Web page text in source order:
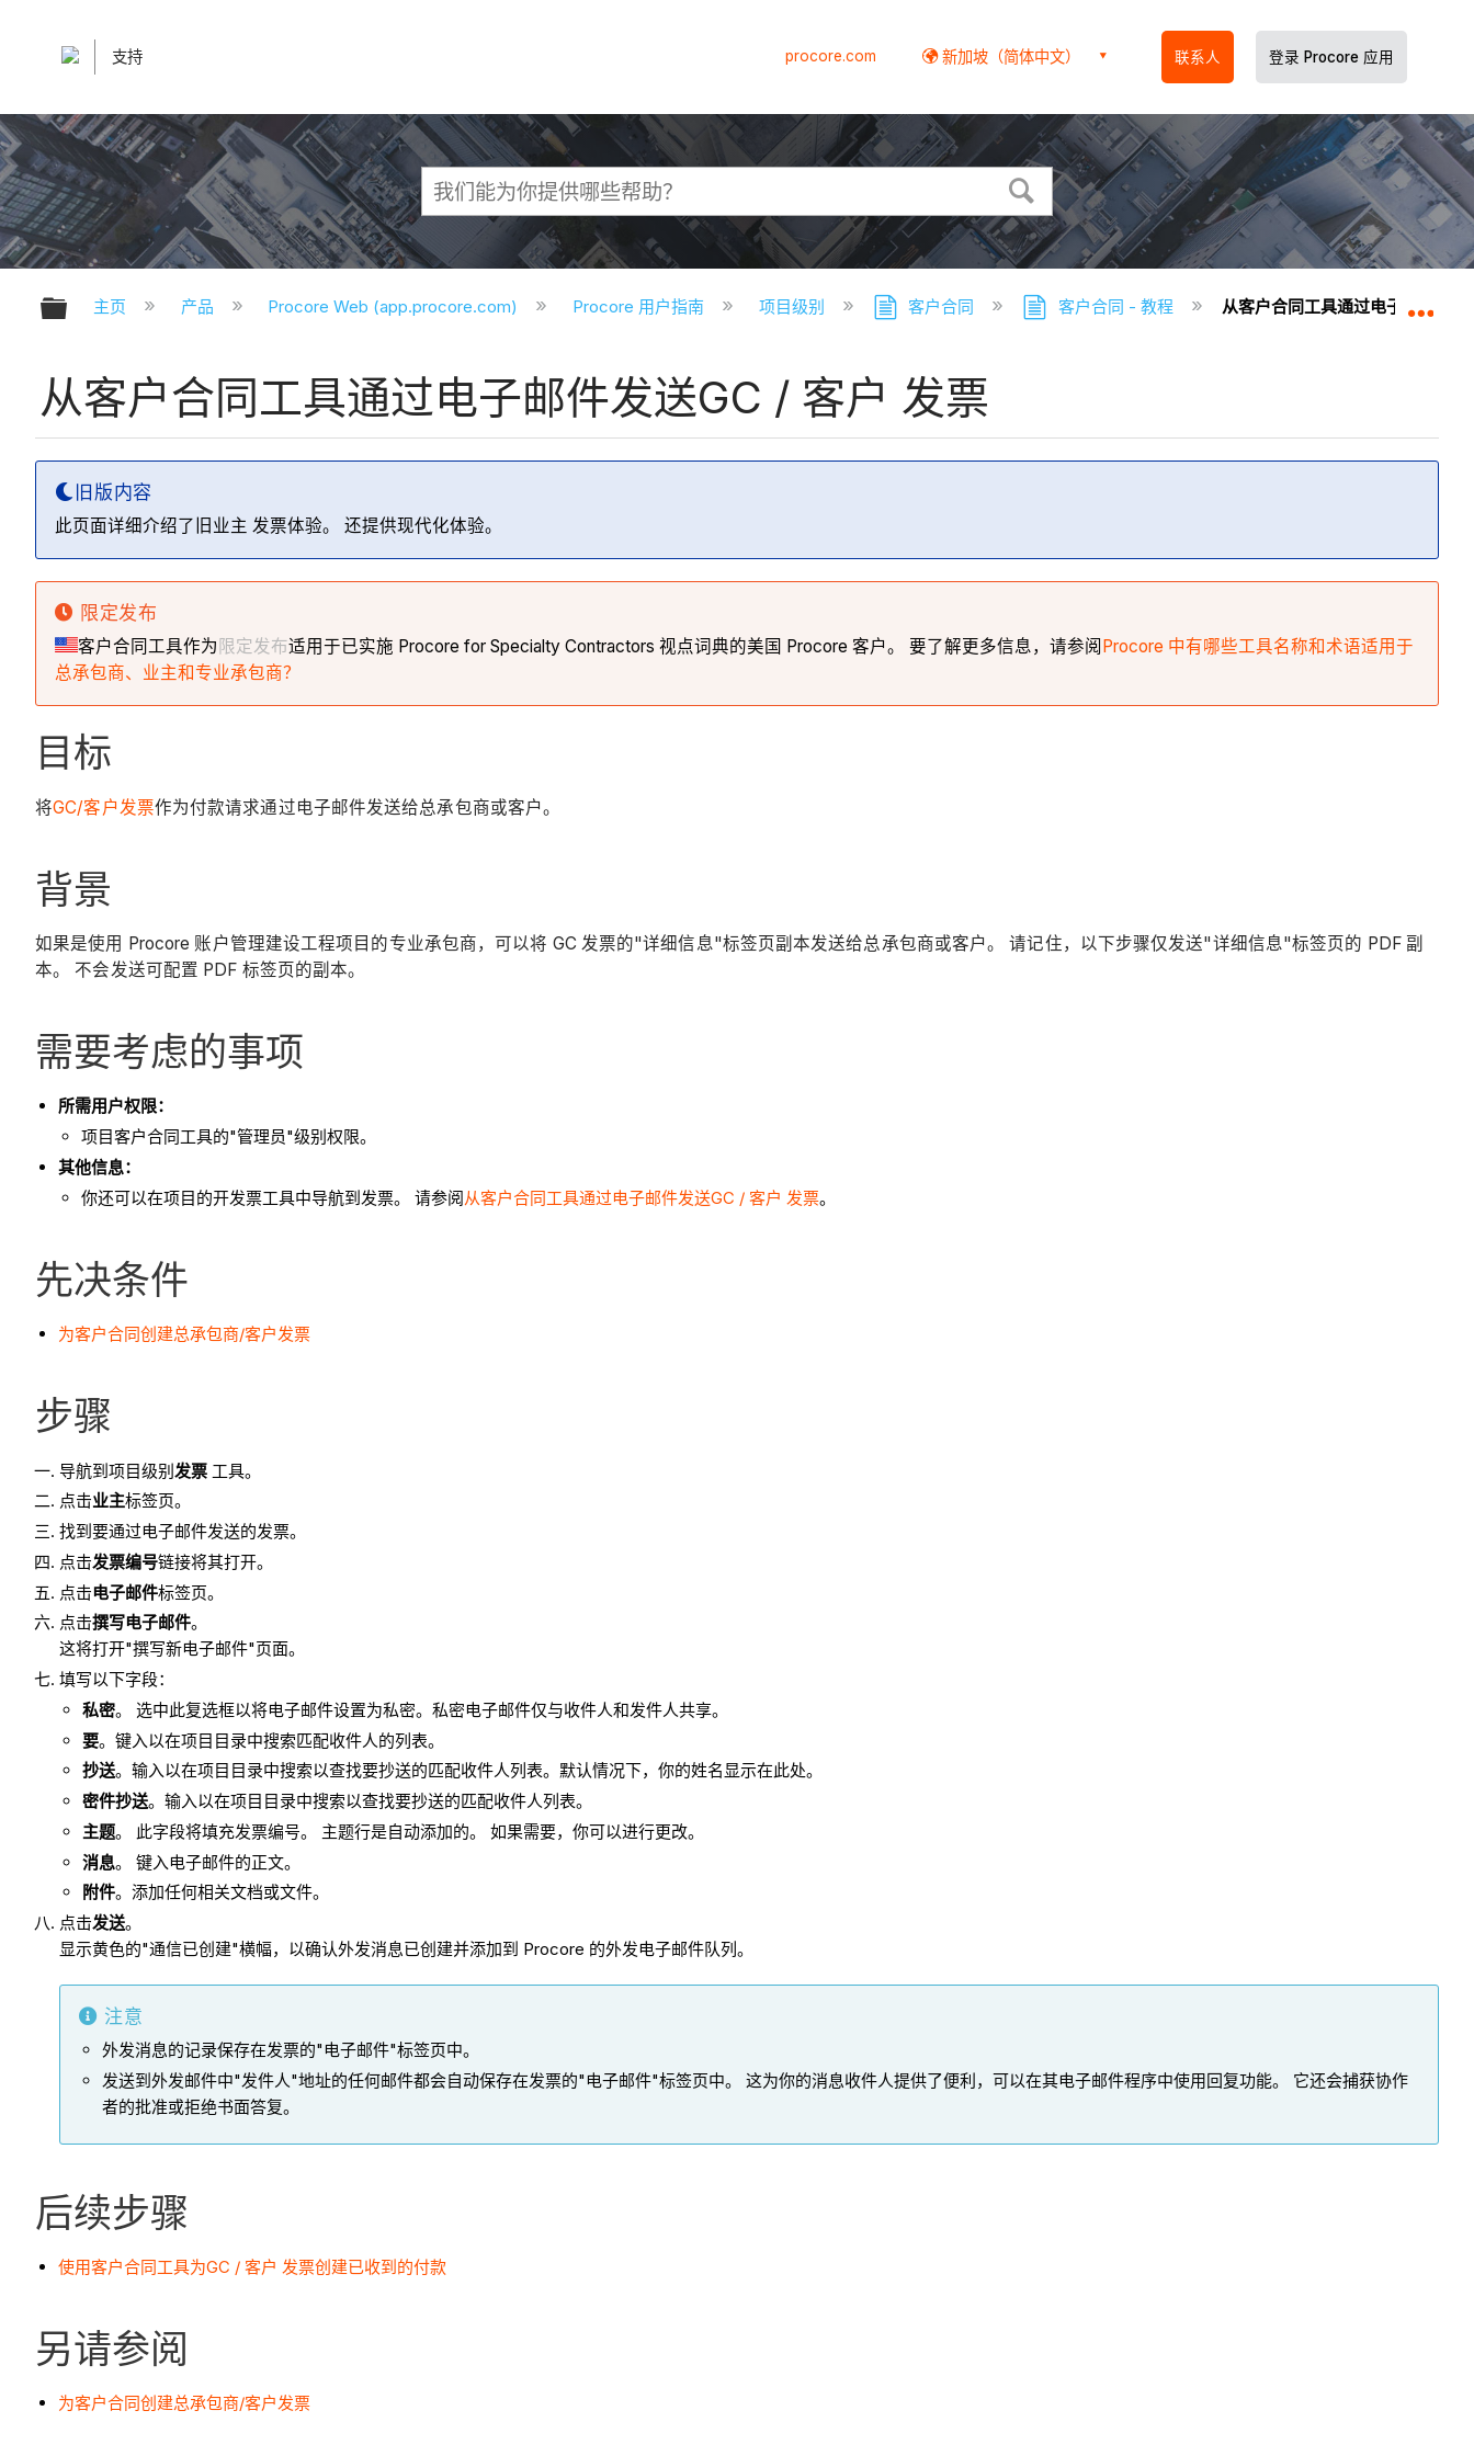
支持 procore.com 新加坡（简体中文） 联系人 登录 Procore 应用
扩展/隐缩全局层次
主页 产品 Procore Web (app.procore.com) Procore 用户指南 项目级别 客户合同 客户合同 - 教程 从客户合同工具通过电子邮件发
从客户合同工具通过电子邮件发送GC / 客户 发票
旧版内容
此页面详细介绍了旧业主 发票体验。 还提供现代化体验。
限定发布
客户合同工具作为 限定发布适用于已实施 Procore for Specialty Contractors 视点词典的美国 Procore 客户。 要了解更多信息，请参阅 Procore 中有哪些工具名称和术语适用于
总承包商、业主和专业承包商？
目标
将GC/客户发票作为付款请求通过电子邮件发送给总承包商或客户。
背景
如果是使用 Procore 账户管理建设工程项目的专业承包商，可以将 GC 发票的"详细信息"标签页副本发送给总承包商或客户。 请记住，以下步骤仅发送"详细信息"标签页的 PDF 副
本。 不会发送可配置 PDF 标签页的副本。
需要考虑的事项
所需用户权限：
项目客户合同工具的"管理员"级别权限。
其他信息：
你还可以在项目的开发票工具中导航到发票。 请参阅从客户合同工具通过电子邮件发送GC / 客户 发票。
先决条件
为客户合同创建总承包商/客户发票
步骤
导航到项目级别发票 工具。
点击业主标签页。
找到要通过电子邮件发送的发票。
点击发票编号链接将其打开。
点击电子邮件标签页。
点击撰写电子邮件。
这将打开"撰写新电子邮件"页面。
填写以下字段：
私密。 选中此复选框以将电子邮件设置为私密。私密电子邮件仅与收件人和发件人共享。
要。键入以在项目目录中搜索匹配收件人的列表。
抄送。输入以在项目目录中搜索以查找要抄送的匹配收件人列表。默认情况下，你的姓名显示在此处。
密件抄送。输入以在项目目录中搜索以查找要抄送的匹配收件人列表。
主题。 此字段将填充发票编号。 主题行是自动添加的。 如果需要，你可以进行更改。
消息。 键入电子邮件的正文。
附件。添加任何相关文档或文件。
点击发送。
显示黄色的"通信已创建"横幅，以确认外发消息已创建并添加到 Procore 的外发电子邮件队列。
注意
外发消息的记录保存在发票的"电子邮件"标签页中。
发送到外发邮件中"发件人"地址的任何邮件都会自动保存在发票的"电子邮件"标签页中。 这为你的消息收件人提供了便利，可以在其电子邮件程序中使用回复功能。 它还会捕获协作
者的批准或拒绝书面答复。
后续步骤
使用客户合同工具为GC / 客户 发票创建已收到的付款
另请参阅
为客户合同创建总承包商/客户发票